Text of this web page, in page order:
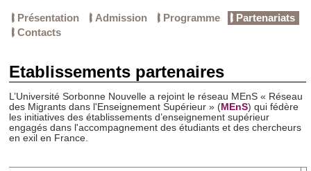
Présentation Admission Programme
Partenariats
Contacts
Etablissements partenaires
L’Université Sorbonne Nouvelle a rejoint le réseau MEnS « Réseau
des Migrants dans l'Enseignement Supérieur » (MEnS) qui fédère
les initiatives des établissements d’enseignement supérieur
engagés dans l'accompagnement des étudiants et des chercheurs
en exil en France.